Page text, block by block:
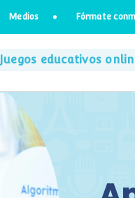
Medios Fórmate
Juegos educativos